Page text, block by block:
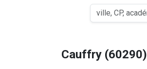
Cauffry (60290)